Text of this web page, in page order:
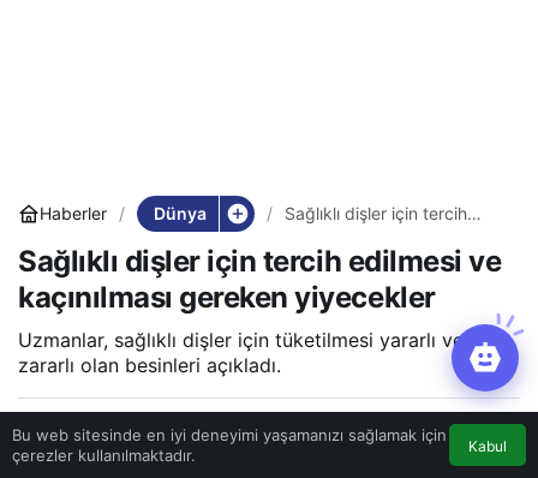
Haberler Dünya
Sağlıklı dişler için tercih
gereken yiyecekler
Sağlıklı dişler için tercih edilmesi ve
kaçınılması gereken yiyecekler
Uzmanlar, sağlıklı dişler için tüketilmesi yararlı ve
zararlı olan besinleri açıkladı.
19 Kasım 2022, 18:25yayınlandı
Bu web sitesinde en iyi deneyimi yaşamanızı sağlamak için
çerezler kullanılmaktadır.
Kabul